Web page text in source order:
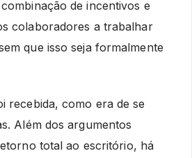
combinação de incentivos e
colaboradores a trabalhar
que isso seja formalmente
recebida, como era de se
Além dos argumentos
total ao escritório, há